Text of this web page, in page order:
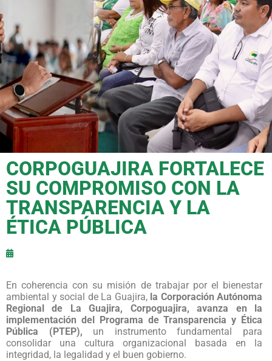
CORPOGUAJIRA FORTALECE
SU COMPROMISO CON LA
TRANSPARENCIA Y LA
ÉTICA PÚBLICA
En coherencia con su misión de trabajar por el bienestar
ambiental y social de La Guajira,la Corporación Autónoma
Regional de La Guajira, Corpoguajira, avanza en la
implementación del Programa de Transparencia y Ética
Pública (PTEP), un instrumento fundamental para
consolidar una cultura organizacional basada en la
integridad, la legalidad y el buen gobierno.